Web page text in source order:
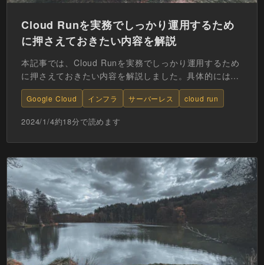
Cloud Runを実務でしっかり運用するため
に押さえておきたい内容を解説
本記事では、Cloud Runを実務でしっかり運用するため
に押さえておきたい内容を解説しました。具体的には
Cloud Runの特徴、ユースケース、Cloud F...
Google Cloud インフラ サーバーレス cloud run
2024/1/4約18分で読めます